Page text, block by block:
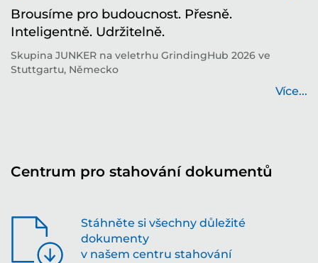
Brousíme pro budoucnost. Přesně.
Inteligentně. Udržitelně.
Skupina JUNKER na veletrhu GrindingHub 2026 ve
Stuttgartu, Německo
Více...
Centrum pro stahování dokumentů
Stáhněte si všechny důležité
dokumenty
v našem centru stahování